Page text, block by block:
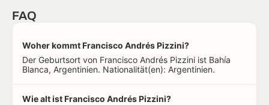
FAQ
Woher kommt Francisco Andrés Pizzini?
Der Geburtsort von Francisco Andrés Pizzini ist Bahía
Blanca, Argentinien. Nationalität(en): Argentinien.
Wie alt ist Francisco Andrés Pizzini?